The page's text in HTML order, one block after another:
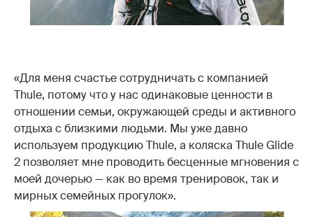
«Для меня счастье сотрудничать с компанией
Thule, потому что у нас одинаковые ценности в
отношении семьи, окружающей среды и активного
отдыха с близкими людьми. Мы уже давно
используем продукцию Thule, а коляска Thule Glide
2 позволяет мне проводить бесценные мгновения с
моей дочерью — как во время тренировок, так и
мирных семейных прогулок».